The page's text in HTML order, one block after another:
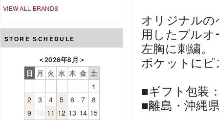
VIEW ALL BRANDS
STORE SCHEDULE
＜2026年8月 ＞
日 月 火 水 木 金 土
1
2
3 4 5 6 7
8
9 10 11 12 13 14 15
オリジナル
用したプル
左胸に刺繍。
ポケットに
■ギフト包装
■離島・沖縄